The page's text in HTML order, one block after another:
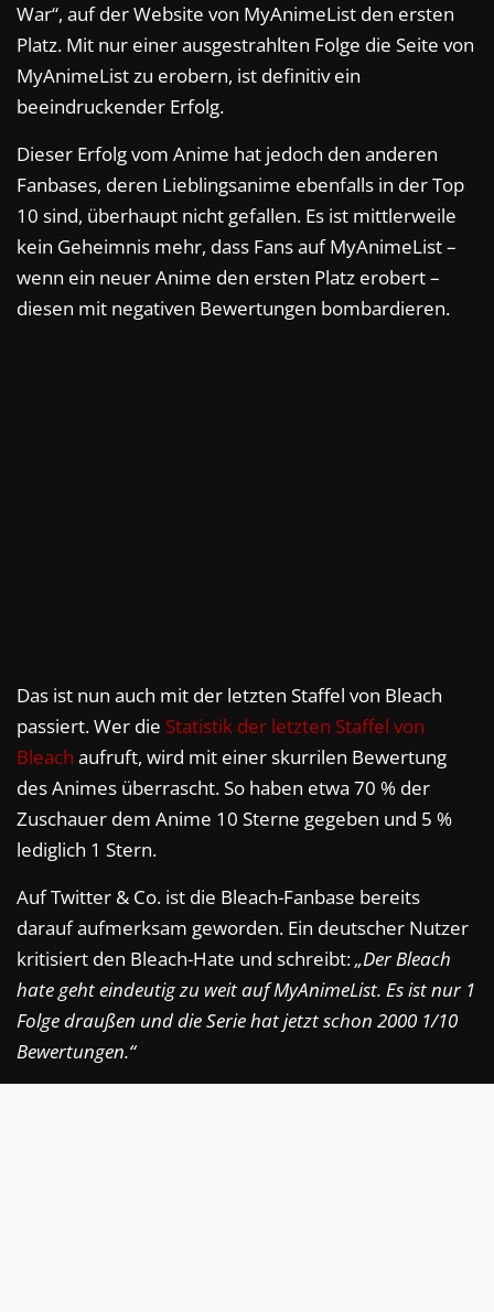
War“, auf der Website von MyAnimeList den ersten
Platz. Mit nur einer ausgestrahlten Folge die Seite von
MyAnimeList zu erobern, ist definitiv ein
beeindruckender Erfolg.
Dieser Erfolg vom Anime hat jedoch den anderen
Fanbases, deren Lieblingsanime ebenfalls in der Top
10 sind, überhaupt nicht gefallen. Es ist mittlerweile
kein Geheimnis mehr, dass Fans auf MyAnimeList –
wenn ein neuer Anime den ersten Platz erobert –
diesen mit negativen Bewertungen bombardieren.
Das ist nun auch mit der letzten Staffel von Bleach
passiert. Wer die Statistik der letzten Staffel von
Bleach aufruft, wird mit einer skurrilen Bewertung
des Animes überrascht. So haben etwa 70 % der
Zuschauer dem Anime 10 Sterne gegeben und 5 %
lediglich 1 Stern.
Auf Twitter & Co. ist die Bleach-Fanbase bereits
darauf aufmerksam geworden. Ein deutscher Nutzer
kritisiert den Bleach-Hate und schreibt:„Der Bleach
hate geht eindeutig zu weit auf MyAnimeList. Es ist nur 1
Folge draußen und die Serie hat jetzt schon 2000 1/10
Bewertungen.“